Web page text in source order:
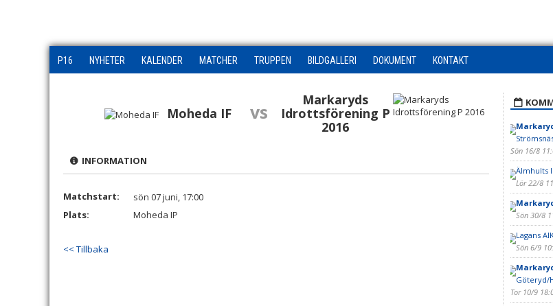
P16 NYHETER KALENDER MATCHER TRUPPEN BILDGALLERI DOKUMENT KONTAKT
Moheda IF vs
Markaryds
Idrottsförening P
2016
INFORMATION
Matchstart:
sön 07 juni, 17:00
Plats:
Moheda IP
<< Tillbaka
Sön 16/8
Älmhults
Lör 22/8
Sön 30/8
Lagans
Sön 6/9
Göteryd/
Tor 10/9